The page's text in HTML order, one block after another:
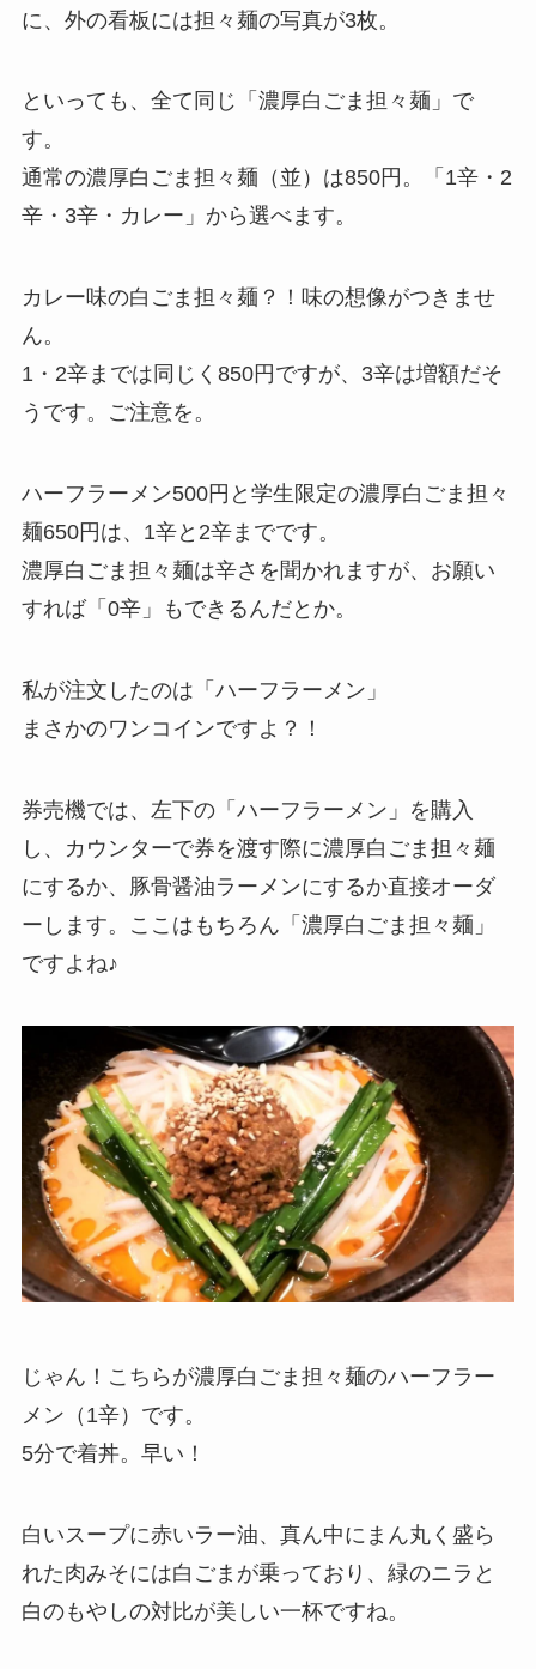
に、外の看板には担々麺の写真が3枚。
といっても、全て同じ「濃厚白ごま担々麺」で
す。
通常の濃厚白ごま担々麺（並）は850円。「1辛・2
辛・3辛・カレー」から選べます。
カレー味の白ごま担々麺？！味の想像がつきませ
ん。
1・2辛までは同じく850円ですが、3辛は増額だそ
うです。ご注意を。
ハーフラーメン500円と学生限定の濃厚白ごま担々
麺650円は、1辛と2辛までです。
濃厚白ごま担々麺は辛さを聞かれますが、お願い
すれば「0辛」もできるんだとか。
私が注文したのは「ハーフラーメン」
まさかのワンコインですよ？！
券売機では、左下の「ハーフラーメン」を購入
し、カウンターで券を渡す際に濃厚白ごま担々麺
にするか、豚骨醤油ラーメンにするか直接オーダ
ーします。ここはもちろん「濃厚白ごま担々麺」
ですよね♪
じゃん！こちらが濃厚白ごま担々麺のハーフラー
メン（1辛）です。
5分で着丼。早い！
白いスープに赤いラー油、真ん中にまん丸く盛ら
れた肉みそには白ごまが乗っており、緑のニラと
白のもやしの対比が美しい一杯ですね。